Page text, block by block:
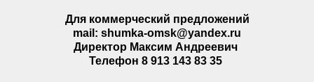
Для коммерческий предложений
mail: shumka-omsk@yandex.ru
Директор Максим Андреевич
Телефон 8 913 143 83 35